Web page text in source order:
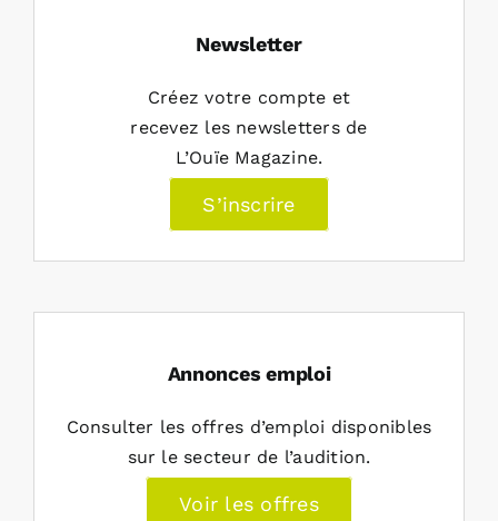
Newsletter
Créez votre compte et
recevez les newsletters de
L’Ouïe Magazine.
S’inscrire
Annonces emploi
Consulter les offres d’emploi disponibles
sur le secteur de l’audition.
Voir les offres